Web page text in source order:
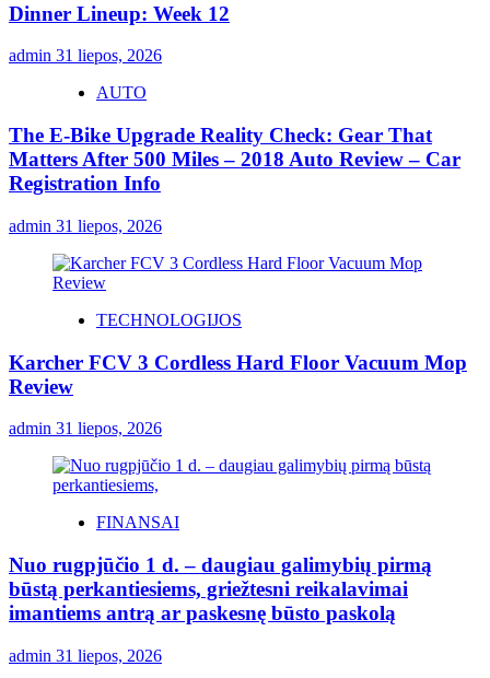
Dinner Lineup: Week 12
admin 31 liepos, 2026
AUTO
The E-Bike Upgrade Reality Check: Gear That
Matters After 500 Miles – 2018 Auto Review – Car
Registration Info
admin 31 liepos, 2026
TECHNOLOGIJOS
Karcher FCV 3 Cordless Hard Floor Vacuum Mop
Review
admin 31 liepos, 2026
FINANSAI
Nuo rugpjūčio 1 d. – daugiau galimybių pirmą
būstą perkantiesiems, griežtesni reikalavimai
imantiems antrą ar paskesnę būsto paskolą
admin 31 liepos, 2026